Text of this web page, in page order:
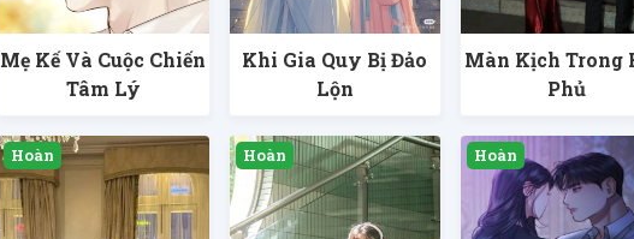
Mẹ Kế Và Cuộc Chiến
Tâm Lý
Khi Gia Quy Bị Đảo
Lộn
Màn Kịch Trong
Phủ